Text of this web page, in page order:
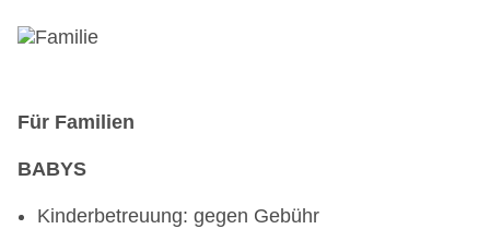
Für Familien
BABYS
Kinderbetreuung: gegen Gebühr